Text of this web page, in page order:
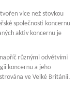
více než stovkou
společnosti koncernu
aktiv koncernu je
různými odvětvími
koncernu a jeho
ve Velké Británii.